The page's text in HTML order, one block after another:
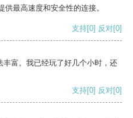
最高速度和安全性的连接。
支持[0] 反对[0]
富。我已经玩了好几个小时，还
支持[0] 反对[0]